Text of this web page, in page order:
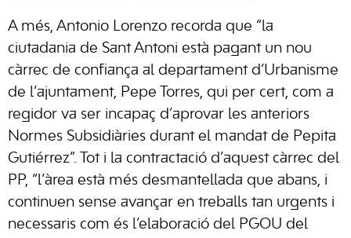
A més, Antonio Lorenzo recorda que “la
ciutadania de Sant Antoni està pagant un nou
càrrec de confiança al departament d’Urbanisme
de l’ajuntament, Pepe Torres, qui per cert, com a
regidor va ser incapaç d’aprovar les anteriors
Normes Subsidiàries durant el mandat de Pepita
Gutiérrez”. Tot i la contractació d’aquest càrrec del
PP, “l’àrea està més desmantellada que abans, i
continuen sense avançar en treballs tan urgents i
necessaris com és l’elaboració del PGOU del